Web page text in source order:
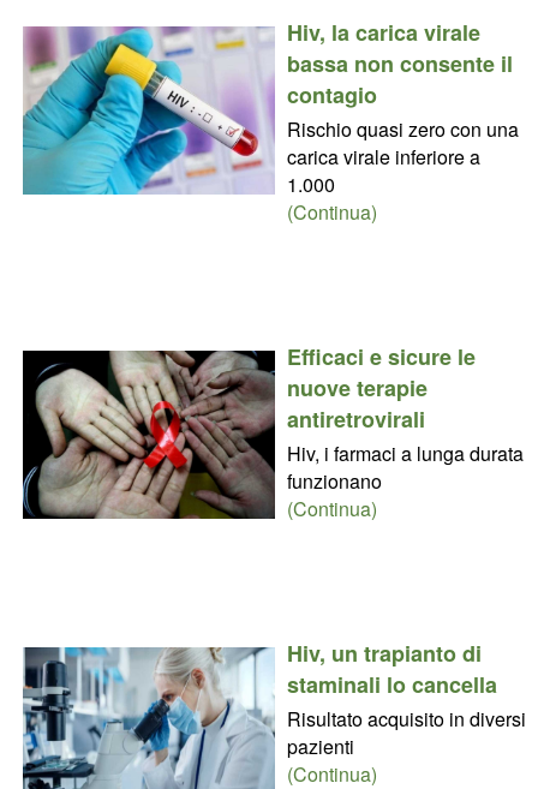
Hiv, la carica virale
bassa non consente il
contagio
Rischio quasi zero con una
carica virale inferiore a
1.000
(Continua)
Efficaci e sicure le
nuove terapie
antiretrovirali
Hiv, i farmaci a lunga durata
funzionano
(Continua)
Hiv, un trapianto di
staminali lo cancella
Risultato acquisito in diversi
pazienti
(Continua)